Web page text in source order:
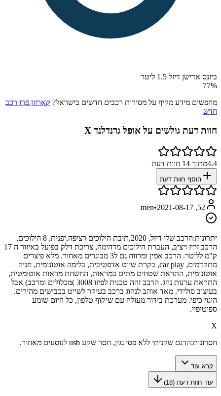
ביזנס אדישן דיזל 1.5 ליטר
77%
מחפשים מידע מקיף על מסירות רכבים חדשים בישראל? קארזון פרו רכב
חדש
חוות דעת גולשים עלאופל גרנדלנד X
4.4מתוך 14 חוות דעת
הוסף חוות דעת
52, men
•2021-08-17
יתרונות:
הרכב שלי דיזל, 2020,תיבת הילוכים רציפה,יפנית, 8 הילוכים,
הרכב זריז ויציב, העברת הילוכים מדהימה, צריכת דלק בפועל באיזור ה 17
ק"מ לליטר. הרכב אמין ומרווח גם ל3 מבוגרים מאחור. מלא פיצרים
מתקדמים, car play, בקרת שיוט אדפטיבית, בלימה אוטונומית, חניה
אוטונומית, התראת שטחים מתים במראות, החשחת מראות אוטומטית,
התראת ערנות נהג. הרכב זהה טכנית לפיזו 3008 )מכלולים ומרכב) אבל
בעיצוב סולידי. מאד אוהב לנהוג ברכב בעיקר לשייט בכבישים מהירים.
היגוי כיפי. מערכת בידור מעולה עם שיקוף טלפון, כל היום שומע
ספוטיפיי.
X
חסרונות:הדגם שקניתי ללא פסי גגון, חסר שקע usb לנוסעים מאחור.
קרא עוד
עוד חוות דעת (18
)